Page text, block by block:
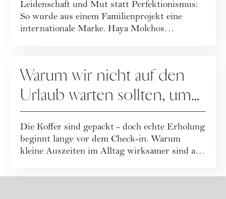
Leidenschaft und Mut statt Perfektionismus:
So wurde aus einem Familienprojekt eine
internationale Marke. Haya Molchos
Warum wir nicht auf den
Urlaub warten sollten, um
uns zu erholen
Die Koffer sind gepackt - doch echte Erholung
beginnt lange vor dem Check-in. Warum
kleine Auszeiten im Alltag wirksamer sind als